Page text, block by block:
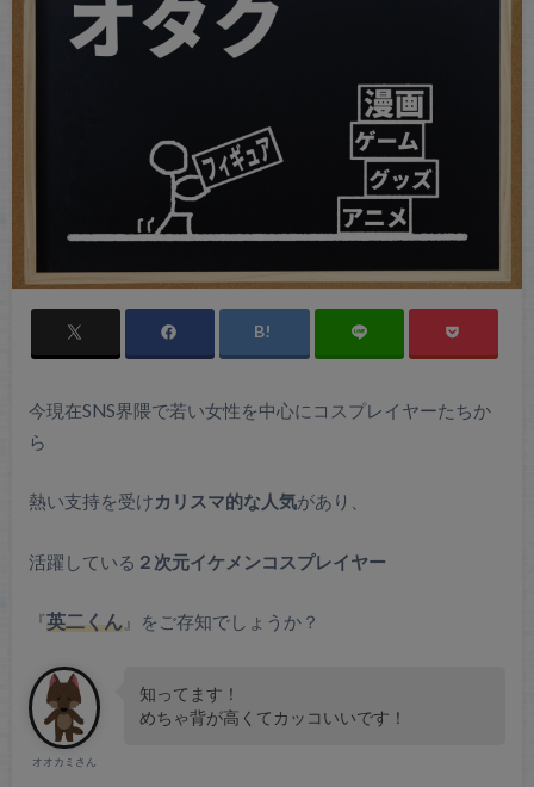
今現在SNS界隈で若い女性を中心にコスプレイヤーたちか
ら
熱い支持を受けカリスマ的な人気があり、
活躍している ２次元イケメンコスプレイヤー
『英二くん』をご存知でしょうか？
オオカミさん
知ってます！
めちゃ背が高くてカッコいいです！